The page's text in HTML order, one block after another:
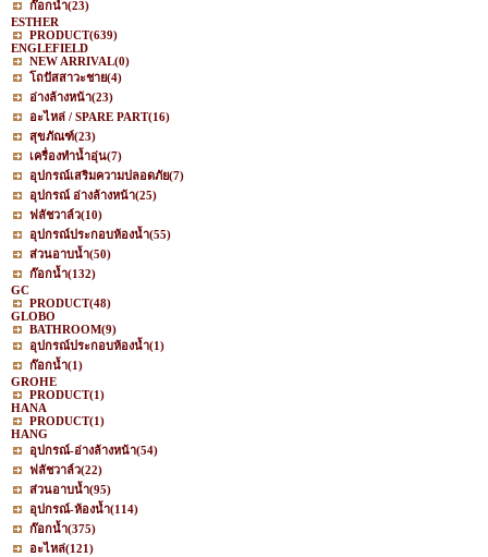
ก๊อกน้ำ(23)
ESTHER
PRODUCT(639)
ENGLEFIELD
NEW ARRIVAL(0)
โถปัสสาวะชาย(4)
อ่างล้างหน้า(23)
อะไหล่ / SPARE PART(16)
สุขภัณฑ์(23)
เครื่องทำน้ำอุ่น(7)
อุปกรณ์เสริมความปลอดภัย(7)
อุปกรณ์ อ่างล้างหน้า(25)
ฟลัชวาล์ว(10)
อุปกรณ์ประกอบห้องน้ำ(55)
ส่วนอาบน้ำ(50)
ก๊อกน้ำ(132)
GC
PRODUCT(48)
GLOBO
BATHROOM(9)
อุปกรณ์ประกอบห้องน้ำ(1)
ก๊อกน้ำ(1)
GROHE
PRODUCT(1)
HANA
PRODUCT(1)
HANG
อุปกรณ์-อ่างล้างหน้า(54)
ฟลัชวาล์ว(22)
ส่วนอาบน้ำ(95)
อุปกรณ์-ห้องน้ำ(114)
ก๊อกน้ำ(375)
อะไหล่(121)